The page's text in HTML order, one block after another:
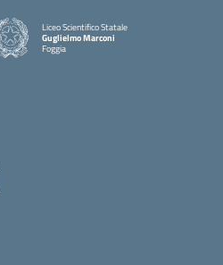
Liceo Scientifico Statale
Guglielmo Marconi
Foggia
— Visita la pagina iniziale della scuola